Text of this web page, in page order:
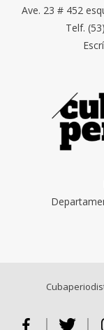
Ave. 23 # 452
Telf.